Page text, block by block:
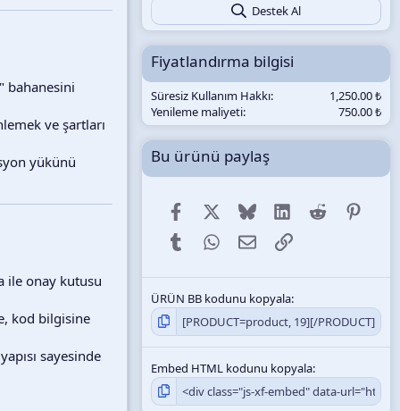
bahanesini
ve şartları
yükünü
ile onay kutusu
kod bilgisine
sayesinde
Destek Al
Fiyatlandırma bilgisi
Süresiz Kullanım Hakkı
1,250.00 ₺
Yenileme maliyeti
750.00 ₺
Bu ürünü paylaş
FacebookX (Twitter)
Bluesky LinkedInReddit
TumblrWhatsApp
E-postaLink
ÜRÜN BB kodunu kopyala
Embed HTML kodunu kopyala